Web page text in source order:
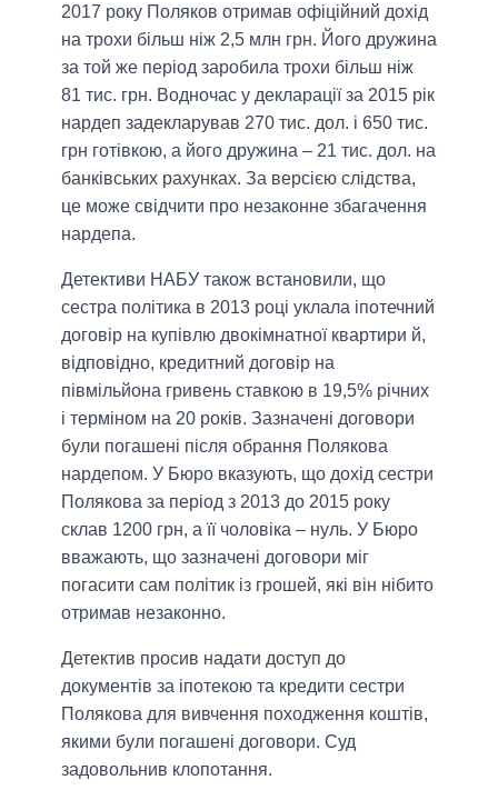
2017 року Поляков отримав офіційний дохід
на трохи більш ніж 2,5 млн грн. Його дружина
за той же період заробила трохи більш ніж
81 тис. грн. Водночас у декларації за 2015 рік
нардеп задекларував 270 тис. дол. і 650 тис.
грн готівкою, а його дружина – 21 тис. дол. на
банківських рахунках. За версією слідства,
це може свідчити про незаконне збагачення
нардепа.
Детективи НАБУ також встановили, що
сестра політика в 2013 році уклала іпотечний
договір на купівлю двокімнатної квартири й,
відповідно, кредитний договір на
півмільйона гривень ставкою в 19,5% річних
і терміном на 20 років. Зазначені договори
були погашені після обрання Полякова
нардепом. У Бюро вказують, що дохід сестри
Полякова за період з 2013 до 2015 року
склав 1200 грн, а її чоловіка – нуль. У Бюро
вважають, що зазначені договори міг
погасити сам політик із грошей, які він нібито
отримав незаконно.
Детектив просив надати доступ до
документів за іпотекою та кредити сестри
Полякова для вивчення походження коштів,
якими були погашені договори. Суд
задовольнив клопотання.